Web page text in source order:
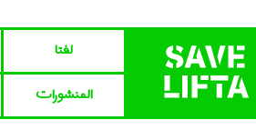
لفتا‎‎
المنشورات